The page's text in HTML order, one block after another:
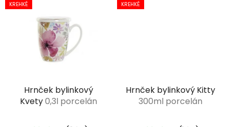
KREHKÉ
Hrnček bylinkový
Kvety0,3l porcelán
KREHKÉ
Hrnček bylinkový Kitty
300ml porcelán